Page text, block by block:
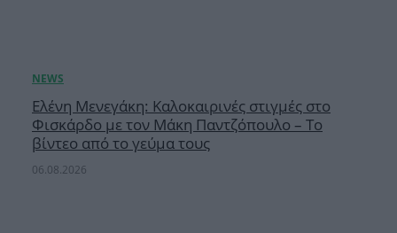
Ελένη Μενεγάκη: Καλοκαιρινές στιγμές στο
Φισκάρδο με τον Μάκη Παντζόπουλο – Το
βίντεο από το γεύμα τους
06.08.2026